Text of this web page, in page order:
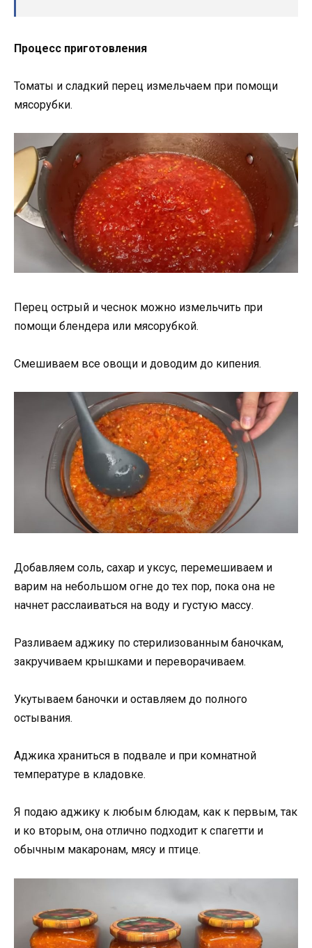
Процесс приготовления
Томаты и сладкий перец измельчаем при помощи
мясорубки.
Перец острый и чеснок можно измельчить при
помощи блендера или мясорубкой.
Смешиваем все овощи и доводим до кипения.
Добавляем соль, сахар и уксус, перемешиваем и
варим на небольшом огне до тех пор, пока она не
начнет расслаиваться на воду и густую массу.
Разливаем аджику по стерилизованным баночкам,
закручиваем крышками и переворачиваем.
Укутываем баночки и оставляем до полного
остывания.
Аджика храниться в подвале и при комнатной
температуре в кладовке.
Я подаю аджику к любым блюдам, как к первым, так
и ко вторым, она отлично подходит к спагетти и
обычным макаронам, мясу и птице.